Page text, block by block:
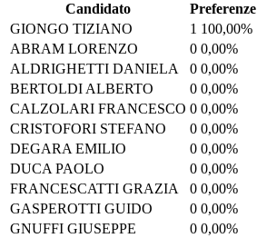
Candidato
Preferenze
GIONGO TIZIANO
1 100,00%
ABRAM LORENZO
0 0,00%
ALDRIGHETTI DANIELA
0 0,00%
BERTOLDI ALBERTO
0 0,00%
CALZOLARI FRANCESCO 0 0,00%
CRISTOFORI STEFANO
0 0,00%
DEGARA EMILIO
0 0,00%
DUCA PAOLO
0 0,00%
FRANCESCATTI GRAZIA
0 0,00%
GASPEROTTI GUIDO
0 0,00%
GNUFFI GIUSEPPE
0 0,00%